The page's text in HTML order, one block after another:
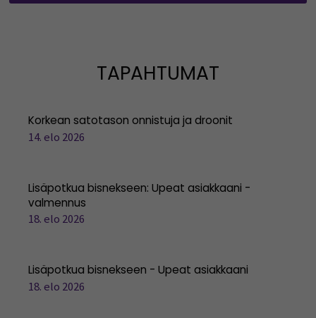
TAPAHTUMAT
Korkean satotason onnistuja ja droonit
14. elo 2026
Lisäpotkua bisnekseen: Upeat asiakkaani -
valmennus
18. elo 2026
Lisäpotkua bisnekseen - Upeat asiakkaani
18. elo 2026